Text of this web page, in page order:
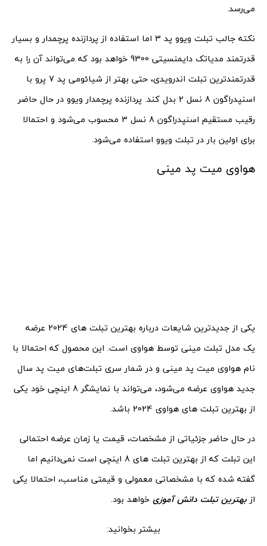
می‌رسد.
نکته جالب تبلت ویوو پد 3 اما استفاده از پردازنده پرچمدار و بسیار
قدرتمند مدیاتک دایمنسیتی 9300 خواهد بود که می‌تواند آن را به
قدرتمندترین تبلت اندرویدی، حتی بهتر از شیائومی پد 7 پرو با
اسنپدراگون 8 نسل 2 بدل کند. پردازنده پرچمدار ویوو در حال حاضر
رقیب مستقیم اسنپدراگون 8 نسل 3 محسوب می‌شود و احتمالا
برای اولین بار در تبلت ویوو استفاده می‌شود.
هواوی میت پد مینی
یکی از جدیدترین شایعات درباره بهترین تبلت های 2024 عرضه
یک مدل تبلت مینی توسط هواوی است. این محصول که احتمالا با
نام هواوی میت پد مینی و در شمار سری تبلت‌های میت پد سال
جدید هواوی عرضه می‌شود، می‌تواند با نمایشگر 8 اینچی خود یکی
از بهترین تبلت های هواوی 2024 باشد.
در حال حاضر جزئیاتی از مشخصات، قیمت یا زمان عرضه احتمالی
این تبلت که از بهترین تبلت های 8 اینچی است نمی‌دانیم اما
گفته شده که با مشخصاتی معمولی و قیمتی مناسب، احتمالا یکی
از بهترین تبلت دانش آموزی خواهد بود.
بیشتر بخوانید: